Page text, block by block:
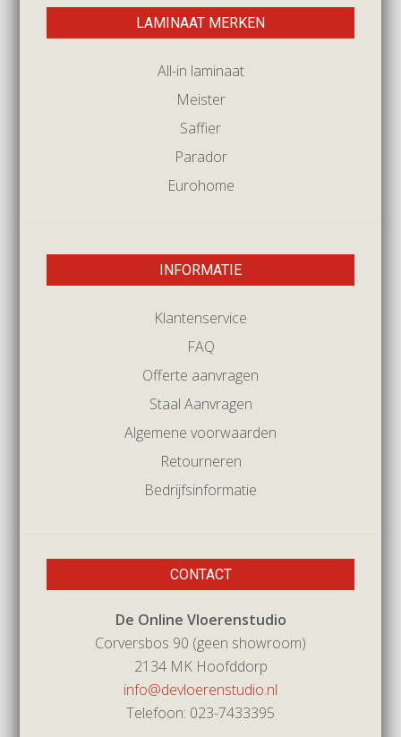
LAMINAAT MERKEN
All-in laminaat
Meister
Saffier
Parador
Eurohome
INFORMATIE
Klantenservice
FAQ
Offerte aanvragen
Staal Aanvragen
Algemene voorwaarden
Retourneren
Bedrijfsinformatie
CONTACT
De Online Vloerenstudio
Corversbos 90 (geen showroom)
2134 MK Hoofddorp
info@devloerenstudio.nl
Telefoon: 023-7433395